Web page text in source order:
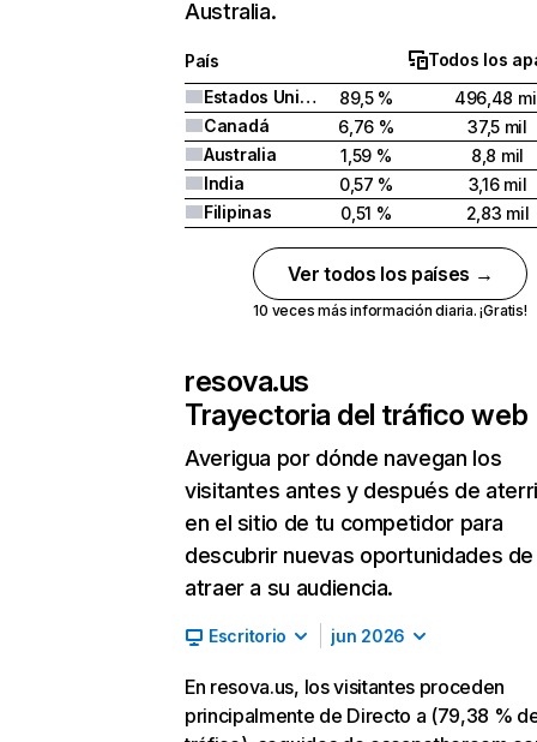
Australia.
País
Todos los
Estados Unidos
89,5 %
496,48
Canadá
6,76 %
37,5 mil
Australia
1,59 %
8,8 mil
India
0,57 %
3,16 mil
Filipinas
0,51 % 2,83 mil
Ver todos los países →
10 veces más información diaria. ¡Gratis!
resova.us
Trayectoria del tráfico web
Averigua por dónde navegan los
visitantes antes y después de
en el sitio de tu competidor para
descubrir nuevas oportunidades de
atraer a su audiencia.
Escritorio jun 2026
En resova.us, los visitantes proceden
principalmente de Directo a (79,38 %